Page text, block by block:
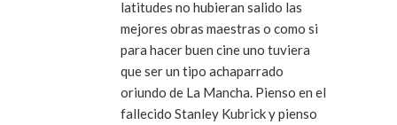
latitudes no hubieran salido las
mejores obras maestras o como si
para hacer buen cine uno tuviera
que ser un tipo achaparrado
oriundo de La Mancha. Pienso en el
fallecido Stanley Kubrick y pienso